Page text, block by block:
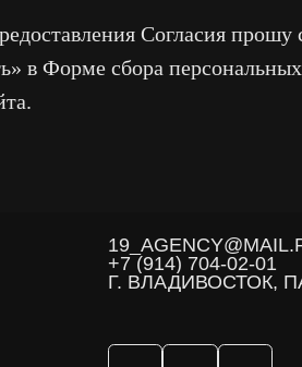
Согласия
в Форме сбора
Г. ВЛАДИВОСТОК,